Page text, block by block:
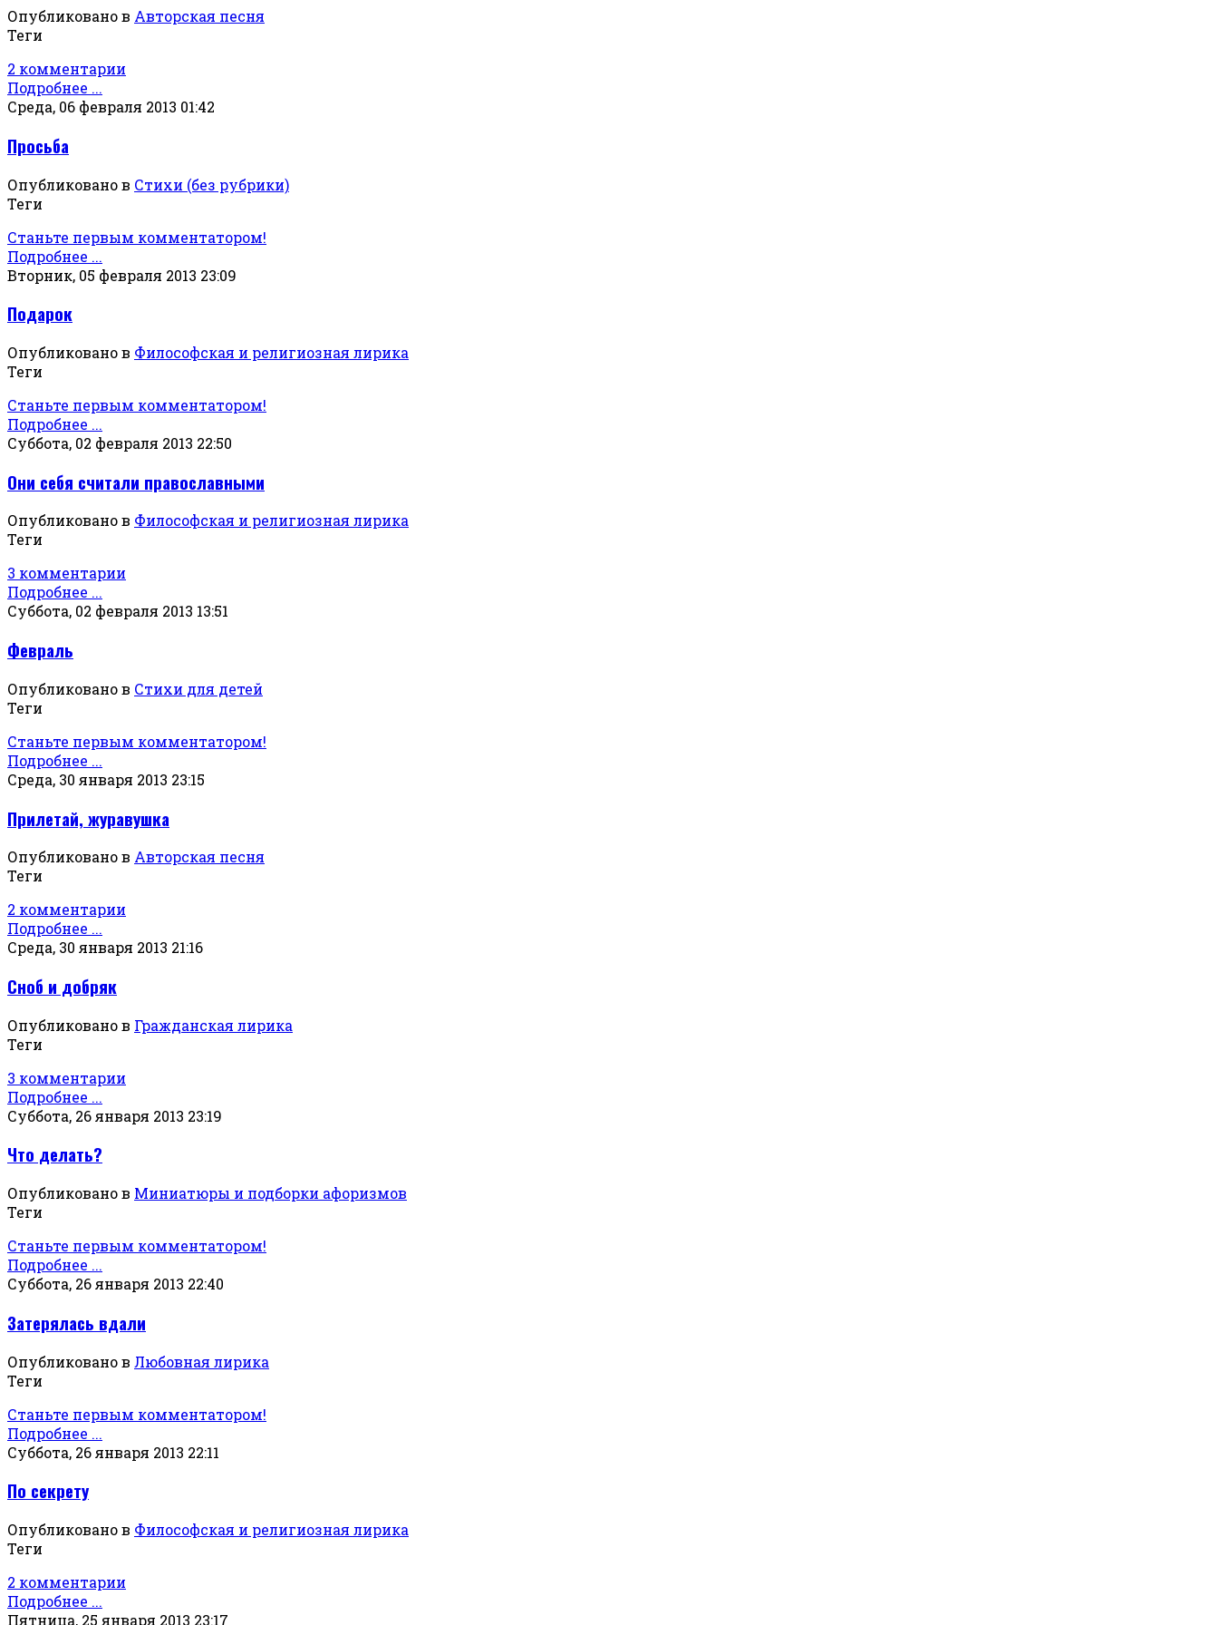
Опубликовано в Авторская песня
Теги
2 комментарии
Подробнее ...
Среда, 06 февраля 2013 01:42
Просьба
Опубликовано в Стихи (без рубрики)
Теги
Станьте первым комментатором!
Подробнее ...
Вторник, 05 февраля 2013 23:09
Подарок
Опубликовано в Философская и религиозная лирика
Теги
Станьте первым комментатором!
Подробнее ...
Суббота, 02 февраля 2013 22:50
Они себя считали православными
Опубликовано в Философская и религиозная лирика
Теги
3 комментарии
Подробнее ...
Суббота, 02 февраля 2013 13:51
Февраль
Опубликовано в Стихи для детей
Теги
Станьте первым комментатором!
Подробнее ...
Среда, 30 января 2013 23:15
Прилетай, журавушка
Опубликовано в Авторская песня
Теги
2 комментарии
Подробнее ...
Среда, 30 января 2013 21:16
Сноб и добряк
Опубликовано в Гражданская лирика
Теги
3 комментарии
Подробнее ...
Суббота, 26 января 2013 23:19
Что делать?
Опубликовано в Миниатюры и подборки афоризмов
Теги
Станьте первым комментатором!
Подробнее ...
Суббота, 26 января 2013 22:40
Затерялась вдали
Опубликовано в Любовная лирика
Теги
Станьте первым комментатором!
Подробнее ...
Суббота, 26 января 2013 22:11
По секрету
Опубликовано в Философская и религиозная лирика
Теги
2 комментарии
Подробнее ...
Пятница, 25 января 2013 23:17